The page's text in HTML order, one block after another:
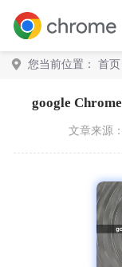
您当前位置： 首页
google
文章来源：